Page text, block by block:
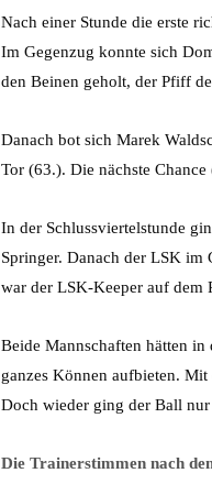
Nach einer Stunde die erste
Im Gegenzug konnte sich
den Beinen geholt, der Pfiff
Danach bot sich Marek
Tor (63.). Die nächste
In der Schlussviertelstunde
Springer. Danach der LSK
war der LSK-Keeper auf dem
Beide Mannschaften hätten
ganzes Können aufbieten.
Doch wieder ging der Ball
Die Trainerstimmen nach